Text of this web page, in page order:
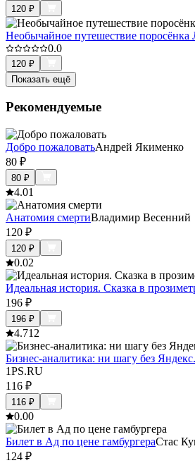
120 ₽
Необычайное путешествие поросёнка
0.0
120 ₽
Показать ещё
Рекомендуемые
Добро пожаловатьАндрей Якименко
80 ₽
80 ₽
4.01
Анатомия смертиВладимир Весенний
120 ₽
120 ₽
0.02
Идеальная история. Сказка в
196 ₽
196 ₽
4.712
Бизнес-аналитика: ни шагу без
1PS.RU
116 ₽
116 ₽
0.00
Билет в Ад по цене гамбургераСтас
124 ₽